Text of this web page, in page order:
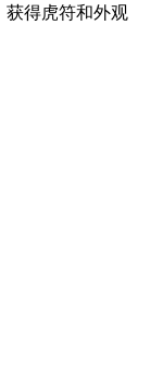
获得虎符和外观